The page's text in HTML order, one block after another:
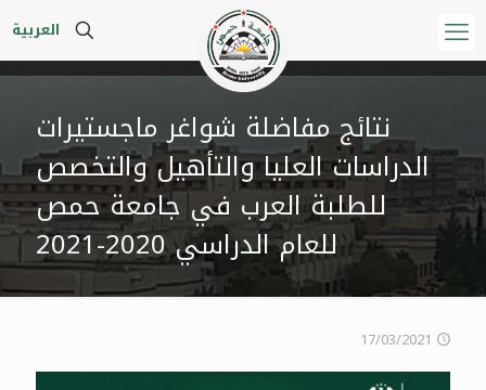
العربية
نتائج مفاضلة شواغر ماجستيرات
الدراسات العليا والتأهيل والتخصص
للطلبة العرب في جامعة حمص
للعام الدراسي 2020-2021
17/03/2021